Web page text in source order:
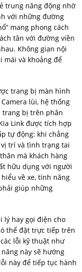
trung năng động nhờ
với những đường
mang phong cách
tân với đường viền
Không gian nội
và khoảng để
trang bị màn hình
lùi, hệ thống
trang bị trên phân
Link được tích hợp
tự động: khi chẳng
trí và tình trạng tai
mà khách hàng
hữu dụng với người
về xe, tính năng
giúp những
lý hay gọi điện cho
thể đặt trực tiếp trên
lỗi kỹ thuật như
này sẽ hướng
này để tiếp tục hành